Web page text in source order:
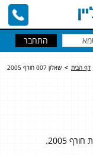
דף הבית > שאלון 007 חורף 2005